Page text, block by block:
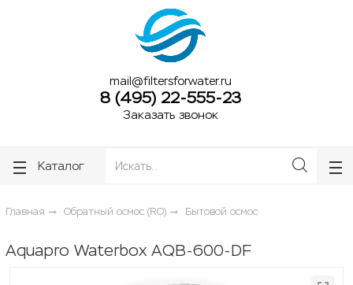
mail@filtersforwater.ru
8 (495) 22-555-23
Заказать звонок
Каталог
Главная Обратный осмос (RO) Бытовой осмос
Aquapro Waterbox AQB-600-DF